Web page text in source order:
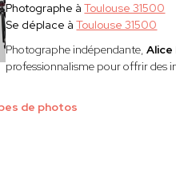
Photographe àToulouse 31500
Se déplace àToulouse 31500
Photographe indépendante,Alice
professionnalisme pour offrir des
de photos